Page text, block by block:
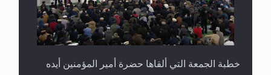
خطبة الجمعة التي ألقاها حضرة أمير المؤمنين أيده